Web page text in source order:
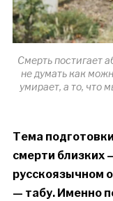
Смерть постигает
не думать как
умирает, а то, что
Тема
смерти близких
русскоязычном
— табу. Именно